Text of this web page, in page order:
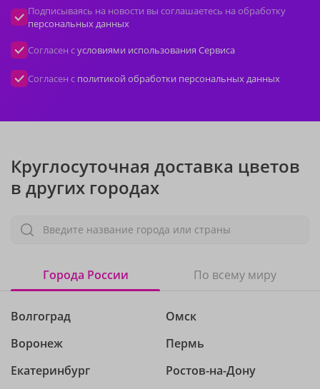
Подписываясь на новости вы соглашаетесь на обработку
персональных данных
Согласен сусловиями использования Сервиса
Согласен с политикой обработки персональных данных
Круглосуточная доставка цветов
в других городах
Введите название города или страны
Города России По всему миру
Волгоград
Воронеж
Екатеринбург
Омск
Пермь
Ростов-на-Дону